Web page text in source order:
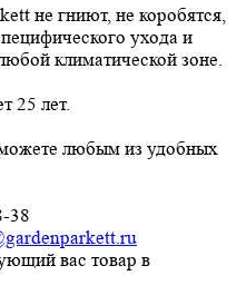
не гниют, не коробятся,
ухода и
климатической зоне.
25 лет.
можете любым из удобных
38
вас товар в